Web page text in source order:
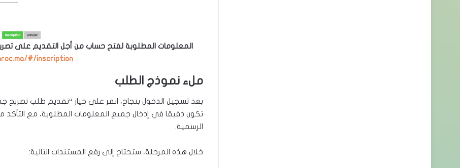
المعلومات المطلوبة لفتح حساب من أجل التقديم على
#/inscription
ملء نموذج الطلب
بعد تسجيل الدخول بنجاح، انقر على خيار “تقديم طلب تصريح
تكون دقيقا في إدخال جميع المعلومات المطلوبة، مع
الرسمية.
خلال هذه المرحلة، ستحتاج إلى رفع المستندات التالية: